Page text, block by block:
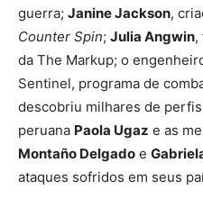
guerra; Janine Jackson,
Counter Spin; Julia Angwin,
da The Markup; o
Sentinel, programa de
descobriu milhares de
peruana Paola Ugaz e as
Montaño Delgado e
ataques sofridos em seus